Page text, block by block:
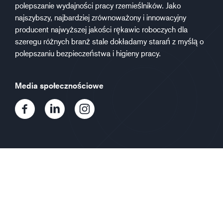
polepszanie wydajności pracy rzemieślników. Jako
najszybszy, najbardziej zrównoważony i innowacyjny
producent najwyższej jakości rękawic roboczych dla
szeregu różnych branż stale dokładamy starań z myślą o
polepszaniu bezpieczeństwa i higieny pracy.
Media społecznościowe